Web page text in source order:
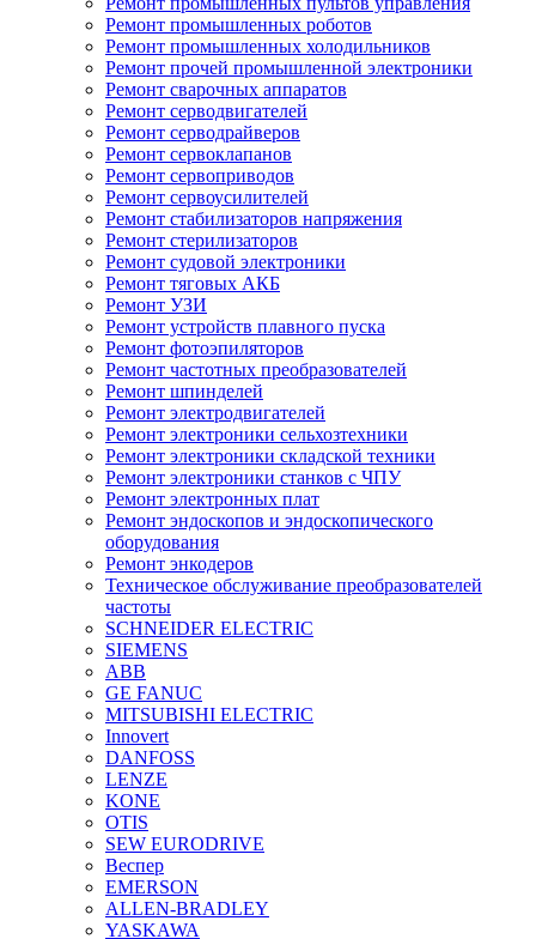
Ремонт промышленных роботов
Ремонт промышленных холодильников
Ремонт прочей промышленной электроники
Ремонт сварочных аппаратов
Ремонт серводвигателей
Ремонт серводрайверов
Ремонт сервоклапанов
Ремонт сервоприводов
Ремонт сервоусилителей
Ремонт стабилизаторов напряжения
Ремонт стерилизаторов
Ремонт судовой электроники
Ремонт тяговых АКБ
Ремонт УЗИ
Ремонт устройств плавного пуска
Ремонт фотоэпиляторов
Ремонт частотных преобразователей
Ремонт шпинделей
Ремонт электродвигателей
Ремонт электроники сельхозтехники
Ремонт электроники складской техники
Ремонт электроники станков с ЧПУ
Ремонт электронных плат
Ремонт эндоскопов и эндоскопического
оборудования
Ремонт энкодеров
Техническое обслуживание преобразователей
частоты
SCHNEIDER ELECTRIC
SIEMENS
ABB
GE FANUC
MITSUBISHI ELECTRIC
Innovert
DANFOSS
LENZE
KONE
OTIS
SEW EURODRIVE
Веспер
EMERSON
ALLEN-BRADLEY
YASKAWA